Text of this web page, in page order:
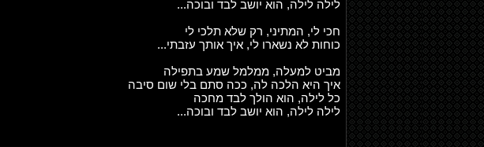
לילה לילה, הוא יושב לבד ובוכה...
חכי לי, המתיני, רק שלא תלכי לי
כוחות לא נשארו לי, איך אותך עזבתי...
מביט למעלה, ממלמל שמע בתפילה
איך היא הלכה לה, ככה סתם בלי שום סיבה
כל לילה, הוא הולך לבד מחכה
לילה לילה, הוא יושב לבד ובוכה...